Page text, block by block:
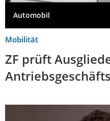
Automobil
Mobilität
ZF prüft
Antriebsgeschäfts